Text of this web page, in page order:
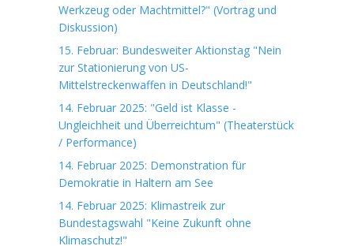
Werkzeug oder Machtmittel?" (Vortrag und
Diskussion)
15. Februar: Bundesweiter Aktionstag "Nein
zur Stationierung von US-
Mittelstreckenwaffen in Deutschland!"
14. Februar 2025: "Geld ist Klasse -
Ungleichheit und Überreichtum" (Theaterstück
/ Performance)
14. Februar 2025: Demonstration für
Demokratie in Haltern am See
14. Februar 2025: Klimastreik zur
Bundestagswahl "Keine Zukunft ohne
Klimaschutz!"